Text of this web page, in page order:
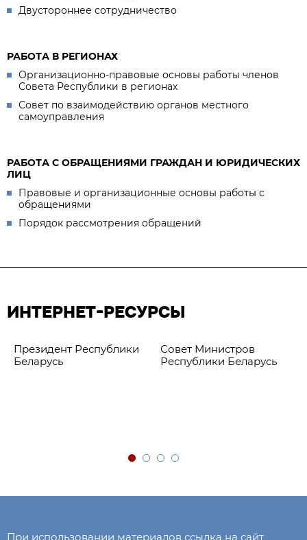
Двустороннее сотрудничество
РАБОТА В РЕГИОНАХ
Организационно-правовые основы работы членов
Совета Республики в регионах
Совет по взаимодействию органов местного
самоуправления
РАБОТА С ОБРАЩЕНИЯМИ ГРАЖДАН И ЮРИДИЧЕСКИХ
ЛИЦ
Правовые и организационные основы работы с
обращениями
Порядок рассмотрения обращений
ИНТЕРНЕТ-РЕСУРСЫ
Президент Республики
Беларусь
Совет Министров
Республики Беларусь
При использовании материалов ссылка на сайт